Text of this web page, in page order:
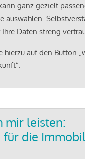
ganz gezielt
auswählen.
Daten streng
hierzu auf den Button
mir leisten:
für die